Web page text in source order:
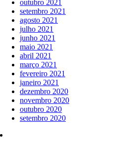
outubro 2021
setembro 2021
agosto 2021
julho 2021
junho 2021
maio 2021
abril 2021
março 2021
fevereiro 2021
janeiro 2021
dezembro 2020
novembro 2020
outubro 2020
setembro 2020